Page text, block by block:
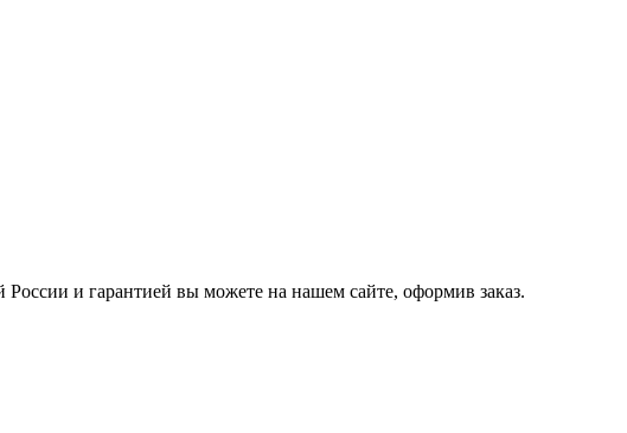
и гарантией вы можете на нашем сайте, оформив заказ.